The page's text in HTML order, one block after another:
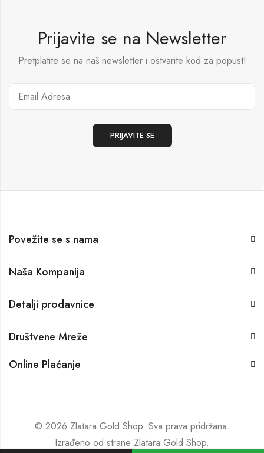
Prijavite se na Newsletter
Pretplatite se na naš newsletter i ostvarite kod za popust!
Povežite se s nama
Naša Kompanija
Detalji prodavnice
Društvene Mreže
Online Plaćanje
© 2026 Zlatara Gold Shop. Sva prava pridržana.
Izrađeno od strane Zlatara Gold Shop.